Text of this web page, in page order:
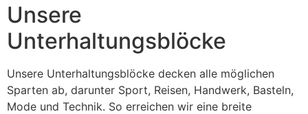
Unsere
Unterhaltungsblöcke
Unsere Unterhaltungsblöcke decken alle möglichen
Sparten ab, darunter Sport, Reisen, Handwerk, Basteln,
Mode und Technik. So erreichen wir eine breite